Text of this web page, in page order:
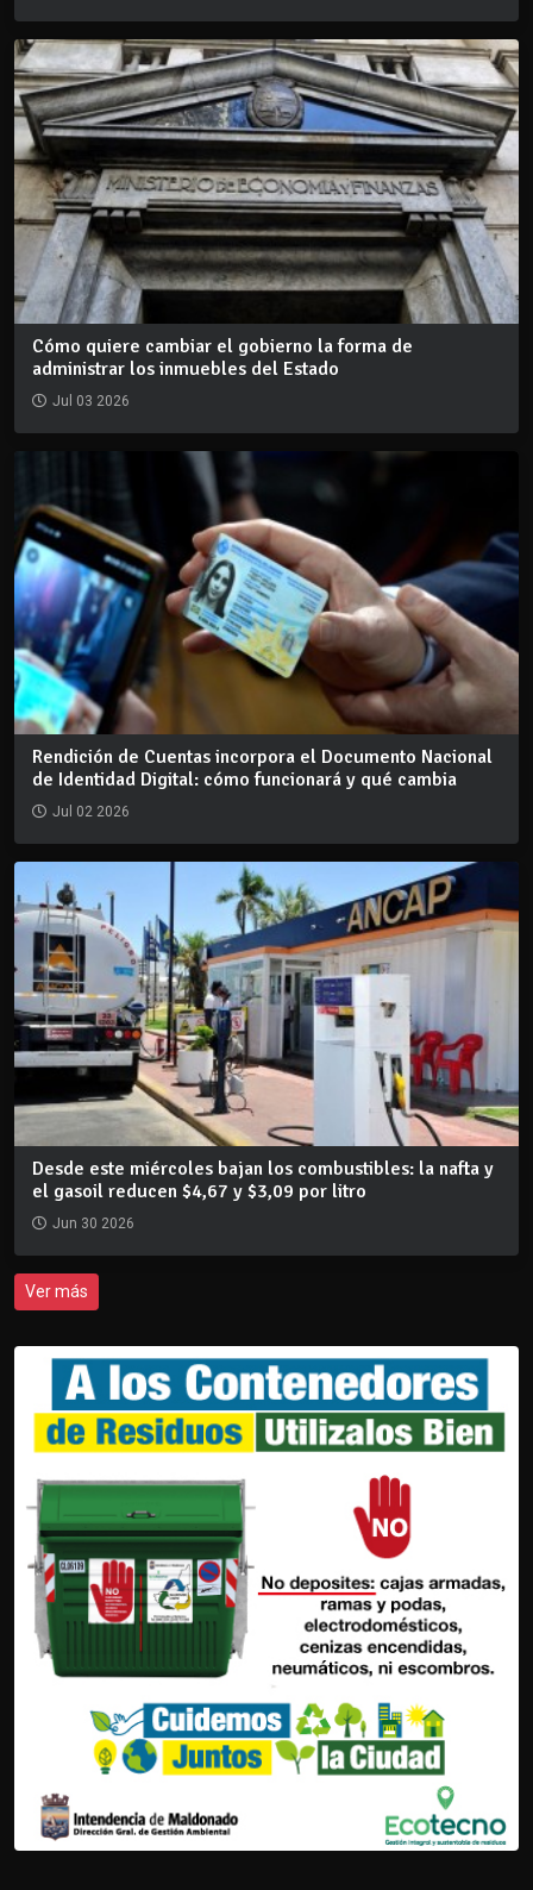
Cómo quiere cambiar el gobierno la forma de
administrar los inmuebles del Estado
Jul 03 2026
Rendición de Cuentas incorpora el Documento Nacional
de Identidad Digital: cómo funcionará y qué cambia
Jul 02 2026
Desde este miércoles bajan los combustibles: la nafta y
el gasoil reducen $4,67 y $3,09 por litro
Jun 30 2026
Ver más